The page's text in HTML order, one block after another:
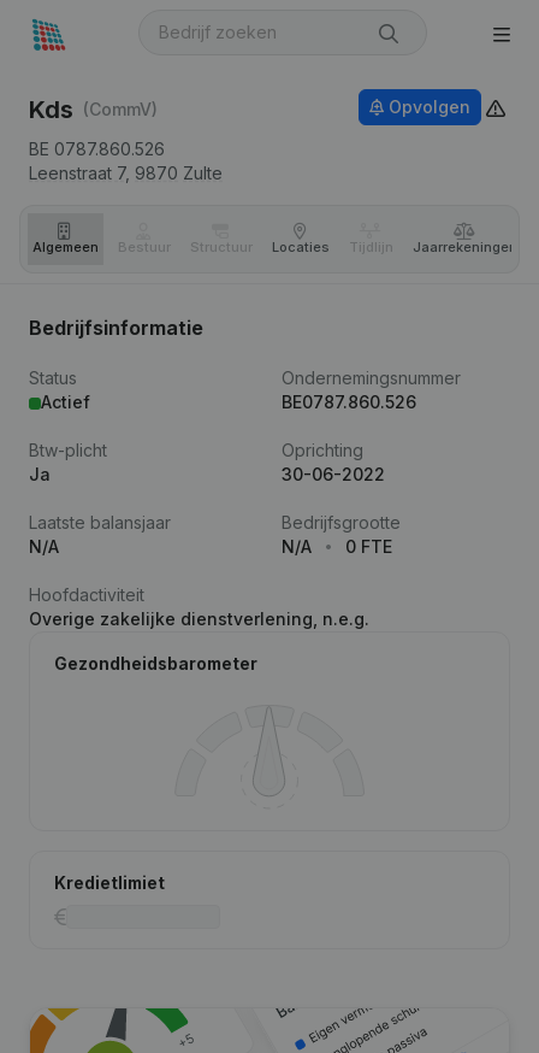
Kds (CommV)
BE 0787.860.526
Leenstraat 7, 9870 Zulte
Opvolgen
Algemeen Bestuur Structuur Locaties Tijdlijn Jaar­rekeningen
Bedrijfsinformatie
Status
Actief
Ondernemingsnummer
BE0787.860.526
Btw-plicht
Ja
Oprichting
30-06-2022
Laatste balansjaar
N/A
Bedrijfsgrootte
N/A
0 FTE
Hoofdactiviteit
Overige zakelijke dienstverlening, n.e.g.
Gezondheidsbarometer
Kredietlimiet